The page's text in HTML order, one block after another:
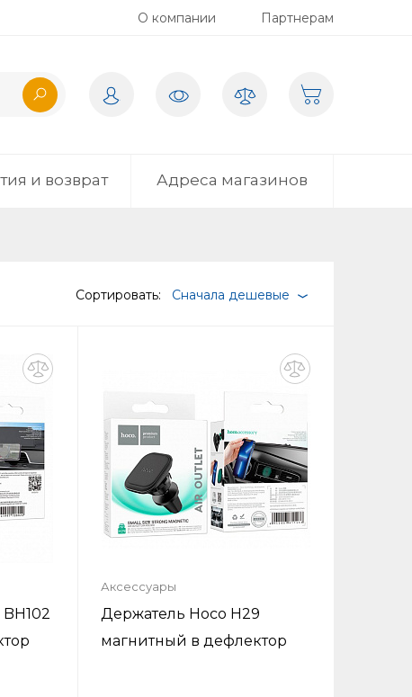
О компании Партнерам
и возврат Адреса магазинов
Сортировать: Сначала дешевые
Аксессуары
Держатель Hoco H29
магнитный в дефлектор